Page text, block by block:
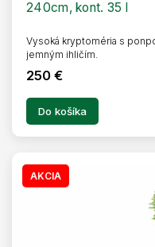
240cm, kont. 35 l
250 €
Do košíka
Vysoká kryptoméria s
jemným ihličím.
AKCIA